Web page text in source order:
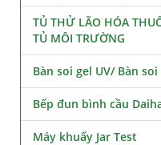
TỦ THỬ LÃO HÓA
TỦ MÔI TRƯỜNG
Bàn soi gel UV/ Bàn
Bếp đun bình cầu
Máy khuấy Jar Test